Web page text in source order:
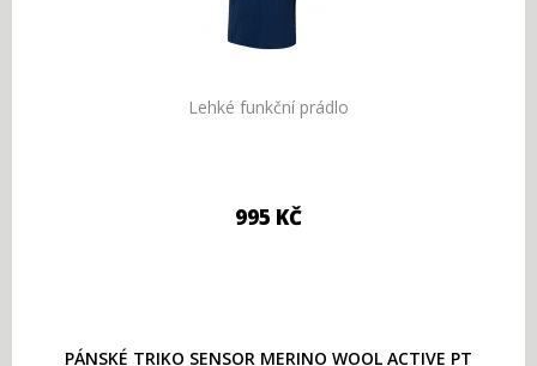
Lehké funkční prádlo
995 KČ
PÁNSKÉ TRIKO SENSOR MERINO WOOL ACTIVE PT